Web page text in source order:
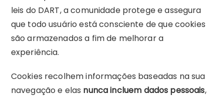
leis do DART, a comunidade protege e assegura
que todo usuário está consciente de que cookies
são armazenados a fim de melhorar a
experiência.
Cookies recolhem informações baseadas na sua
navegação e elas nunca incluem dados pessoais,